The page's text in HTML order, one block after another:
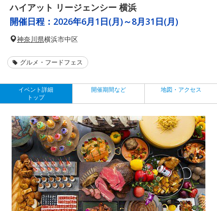
ハイアット リージェンシー 横浜
開催日程： 2026年6月1日(月)～8月31日(月)
神奈川県横浜市中区
グルメ・フードフェス
イベント詳細
トップ
開催期間など 地図・アクセス